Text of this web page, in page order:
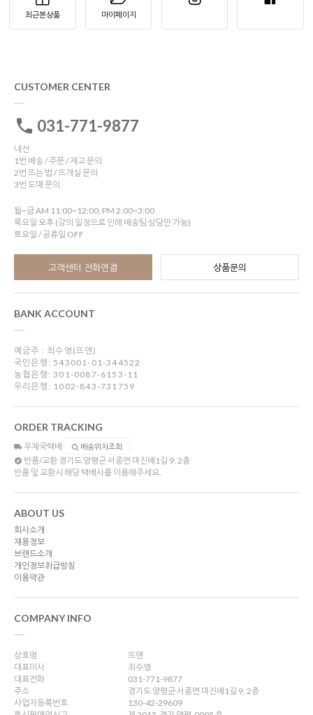
최근본상품 마이페이지
CUSTOMER CENTER
031-771-9877
내선
1번 배송 / 주문 / 재고 문의
2번 뜨는 법 / 뜨개실 문의
3번 도매 문의
월~금 AM 11:00~12:00, PM 2:00~3:00
목요일 오후 (강의 일정으로 인해 배송팀 상담만 가능)
토요일 / 공휴일 OFF
고객센터 전화연결 상품문의
BANK ACCOUNT
예금주 : 최수영(뜨앤)
국민은행: 543001-01-344522
농협은행: 301-0087-6153-11
우리은행: 1002-843-731759
ORDER TRACKING
우체국택배 배송위치조회
반품/교환 경기도 양평군 서종면 마진배1길 9, 2층
반품 및 교환시 해당 택배사를 이용해주세요.
ABOUT US
회사소개
채용정보
브랜드소개
개인정보취급방침
이용약관
COMPANY INFO
상호명
뜨앤
대표이사
최수영
대표전화
031-771-9877
주소
경기도 양평군 서종면 마진배1길 9, 2층
사업자등록번호
130-42-29609